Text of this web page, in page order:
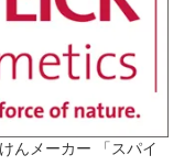
んメーカー 「スパイ